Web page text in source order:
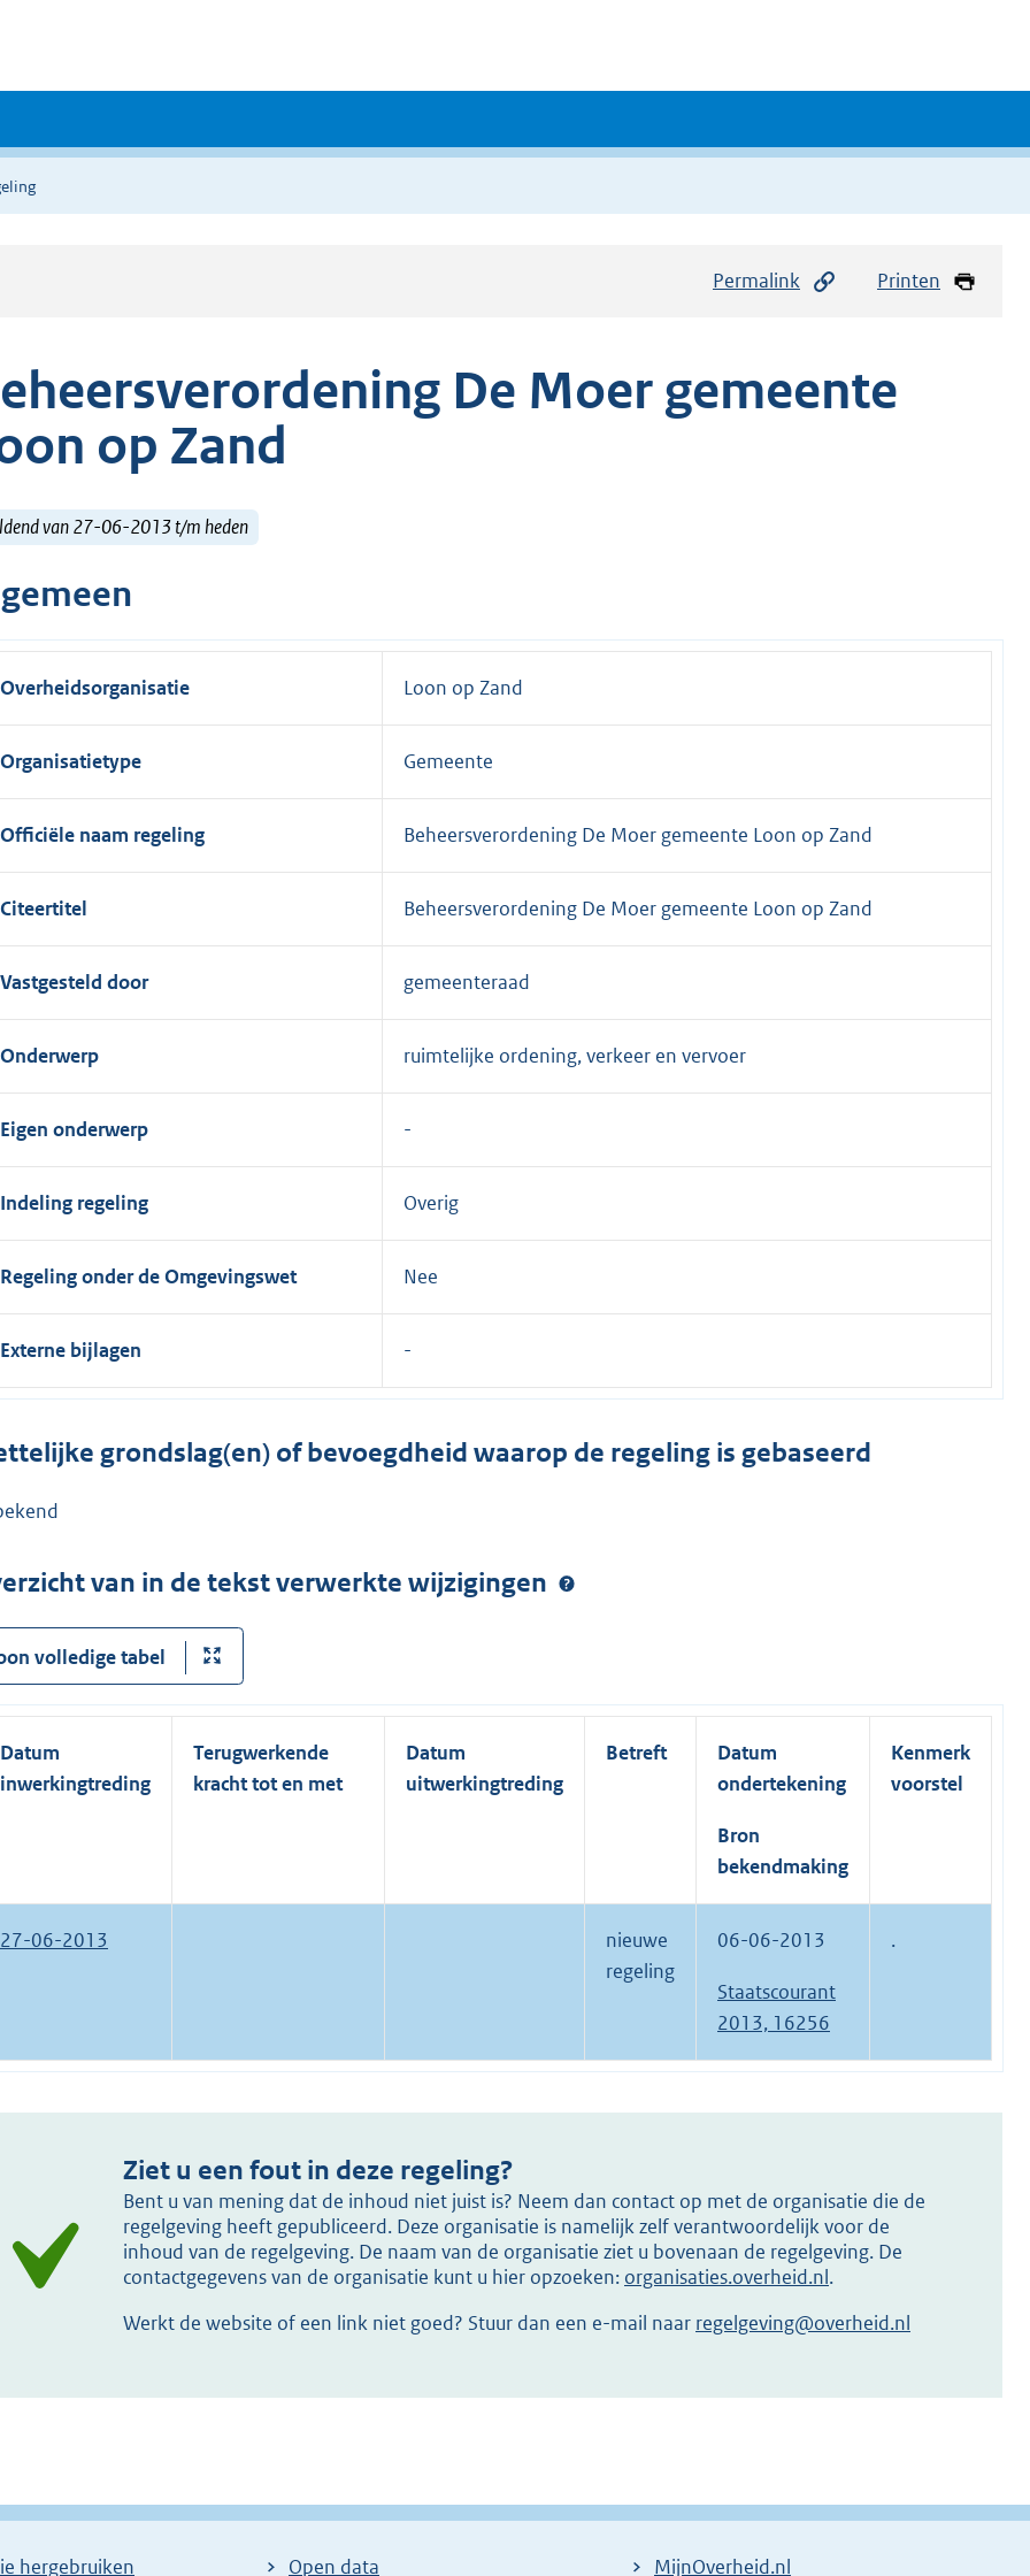
Permalink Printen
De Moer gemeente
op Zand
van 27-06-2013 t/m heden
Overheidsorganisatie Loon op Zand
Organisatietype Gemeente
Officiële naam regeling Beheersverordening De Moer gemeente Loon op Zand
Citeertitel Beheersverordening De Moer gemeente Loon op Zand
Vastgesteld door gemeenteraad
Onderwerp ruimtelijke ordening, verkeer en vervoer
Eigen onderwerp
Indeling regeling Overig
Regeling onder de Omgevingswet Nee
Externe bijlagen
grondslag(en) of bevoegdheid waarop de regeling is gebaseerd
van in de tekst verwerkte wijzigingen
volledige tabel
Datum
inwerkingtreding
Terugwerkende
kracht tot en met
Datum
uitwerkingtreding
Betreft
Datum
ondertekening
Bron
bekendmaking
Kenmerk
voorstel
27-06-2013
nieuwe
regeling
06-06-2013
Staatscourant
2013, 16256
.
Ziet u een fout in deze regeling?
Bent u van mening dat de inhoud niet juist is? Neem dan contact op met de organisatie die de
regelgeving heeft gepubliceerd. Deze organisatie is namelijk zelf verantwoordelijk voor de
inhoud van de regelgeving. De naam van de organisatie ziet u bovenaan de regelgeving. De
contactgegevens van de organisatie kunt u hier opzoeken: organisaties.overheid.nl.
Werkt de website of een link niet goed? Stuur dan een e-mail naar regelgeving@overheid.nl
hergebruiken Open data MijnOverheid.nl